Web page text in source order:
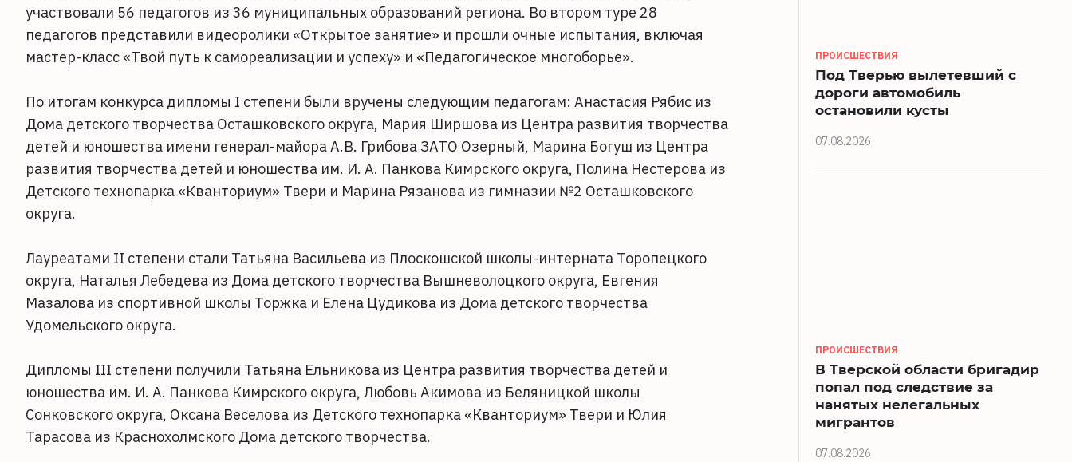
участвовали 56 педагогов из 36 муниципальных образований региона. Во втором туре 28
педагогов представили видеоролики «Открытое занятие» и прошли очные испытания, включая
мастер-класс «Твой путь к самореализации и успеху» и «Педагогическое многоборье».
По итогам конкурса дипломы I степени были вручены следующим педагогам: Анастасия Рябис из
Дома детского творчества Осташковского округа, Мария Ширшова из Центра развития творчества
детей и юношества имени генерал-майора А.В. Грибова ЗАТО Озерный, Марина Богуш из Центра
развития творчества детей и юношества им. И. А. Панкова Кимрского округа, Полина Нестерова из
Детского технопарка «Кванториум» Твери и Марина Рязанова из гимназии №2 Осташковского
округа.
Лауреатами II степени стали Татьяна Васильева из Плоскошской школы-интерната Торопецкого
округа, Наталья Лебедева из Дома детского творчества Вышневолоцкого округа, Евгения
Мазалова из спортивной школы Торжка и Елена Цудикова из Дома детского творчества
Удомельского округа.
Дипломы III степени получили Татьяна Ельникова из Центра развития творчества детей и
юношества им. И. А. Панкова Кимрского округа, Любовь Акимова из Беляницкой школы
Сонковского округа, Оксана Веселова из Детского технопарка «Кванториум» Твери и Юлия
Тарасова из Краснохолмского Дома детского творчества.
ПРОИСШЕСТВИЯ
Под Тверью вылетевший с
дороги автомобиль
остановили кусты
07.08.2026
ПРОИСШЕСТВИЯ
В Тверской области бригадир
попал под следствие за
нанятых нелегальных
мигрантов
07.08.2026